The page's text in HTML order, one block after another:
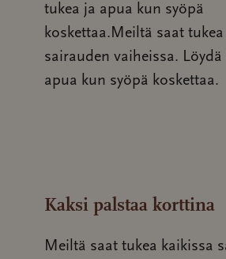
tukea ja apua kun syöpä
koskettaa.Meiltä saat
sairauden vaiheissa. Löydä
apua kun syöpä koskettaa.
Kaksi palstaa korttina
Meiltä saat tukea kaikissa